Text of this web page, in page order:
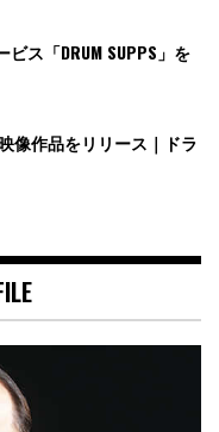
ス「DRUM SUPPS」を
像作品をリリース｜ドラ